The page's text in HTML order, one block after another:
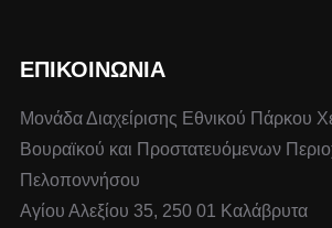
ΕΠΙΚΟΙΝΩΝΙΑ
Μονάδα Διαχείρισης Εθνικού Πάρκου
Βουραϊκού και Προστατευόμενων
Πελοποννήσου
Αγίου Αλεξίου 35, 250 01 Καλάβρυτα